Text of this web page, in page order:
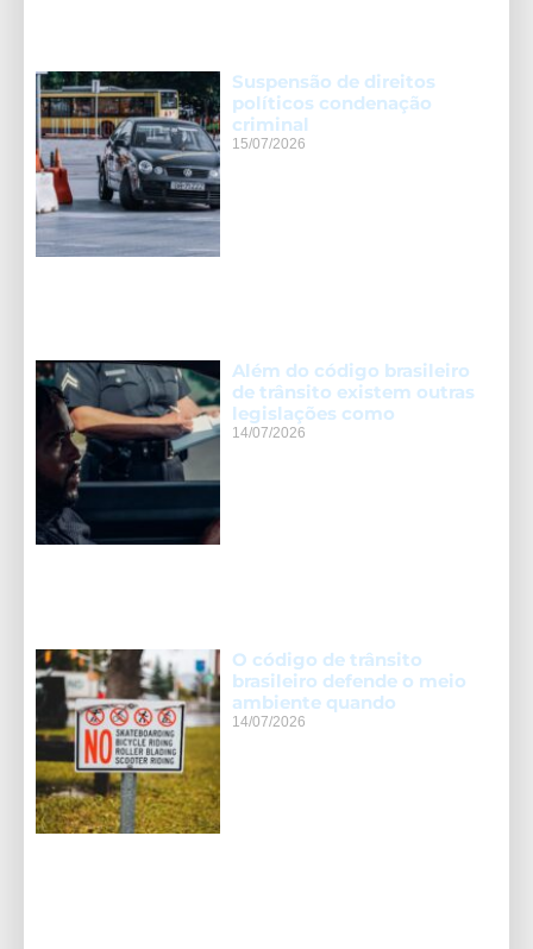
Suspensão de direitos
políticos condenação
criminal
15/07/2026
Além do código brasileiro
de trânsito existem outras
legislações como
14/07/2026
O código de trânsito
brasileiro defende o meio
ambiente quando
14/07/2026